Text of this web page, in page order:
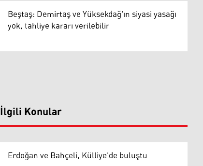
Beştaş: Demirtaş ve Yüksekdağ'ın siyasi yasağı
yok, tahliye kararı verilebilir
İlgili Konular
Erdoğan ve Bahçeli, Külliye'de buluştu